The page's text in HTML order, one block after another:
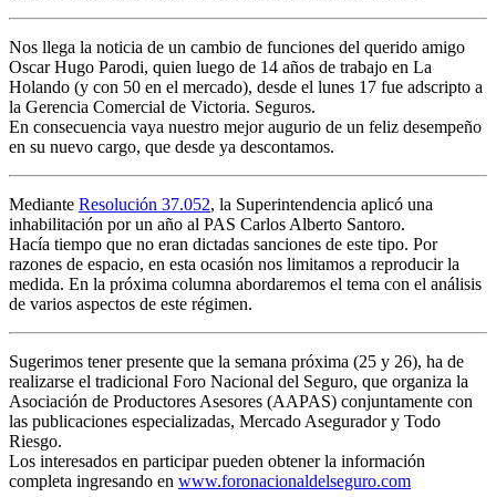
Nos llega la noticia de un cambio de funciones del querido amigo
Oscar Hugo Parodi, quien luego de 14 años de trabajo en La
Holando (y con 50 en el mercado), desde el lunes 17 fue adscripto a
la Gerencia Comercial de Victoria. Seguros.
En consecuencia vaya nuestro mejor augurio de un feliz desempeño
en su nuevo cargo, que desde ya descontamos.
Mediante Resolución 37.052, la Superintendencia aplicó una
inhabilitación por un año al PAS Carlos Alberto Santoro.
Hacía tiempo que no eran dictadas sanciones de este tipo. Por
razones de espacio, en esta ocasión nos limitamos a reproducir la
medida. En la próxima columna abordaremos el tema con el análisis
de varios aspectos de este régimen.
Sugerimos tener presente que la semana próxima (25 y 26), ha de
realizarse el tradicional Foro Nacional del Seguro, que organiza la
Asociación de Productores Asesores (AAPAS) conjuntamente con
las publicaciones especializadas, Mercado Asegurador y Todo
Riesgo.
Los interesados en participar pueden obtener la información
completa ingresando en www.foronacionaldelseguro.com